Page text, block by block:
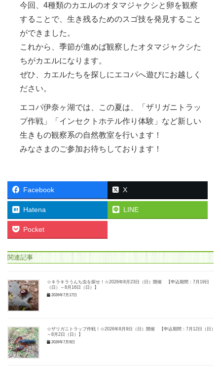
今回、4種類のカエルのオタマジャクシと卵を観察
することで、生き残るためのスゴ技を発見すること
ができました。
これから、季節が進めば観察したオタマジャクシた
ちがカエルになります。
ぜひ、カエルたちを探しにエコパへ遊びにお越しく
ださい。
エコパ伊奈ヶ湖では、この夏は、「ザリガニトラッ
プ作戦」「インセクトホテル作り体験」など新しい
生きもの観察系の自然教室を行います！
みなさまのご参加お待ちしております！
Facebook X
Hatena LINE
Pocket
関連記事
☆キラキラうんち虫を探せ！☆2026年8月23日（日）開催 【申込期間：7月19日
（日）～8月16日（日）】
2026年7月17日
☆ザリガニトラップ作戦！☆2026年8月9日（日）開催 【申込期間：7月12日（日）
～8月2日（日）】
2026年7月9日